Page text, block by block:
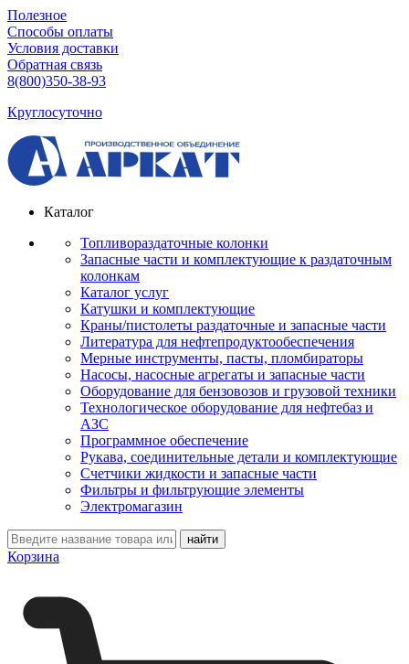
Полезное
Способы оплаты
Условия доставки
Обратная связь
8(800)350-38-93
Круглосуточно
Каталог
Топливораздаточные колонки
Запасные части и комплектующие к раздаточным
колонкам
Каталог услуг
Катушки и комплектующие
Краны/пистолеты раздаточные и запасные части
Литература для нефтепродуктообеспечения
Мерные инструменты, пасты, пломбираторы
Насосы, насосные агрегаты и запасные части
Оборудование для бензовозов и грузовой техники
Технологическое оборудование для нефтебаз и
АЗС
Программное обеспечение
Рукава, соединительные детали и комплектующие
Счетчики жидкости и запасные части
Фильтры и фильтрующие элементы
Электромагазин
Корзина